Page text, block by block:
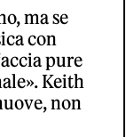
ma se
con
pure
Keith
non